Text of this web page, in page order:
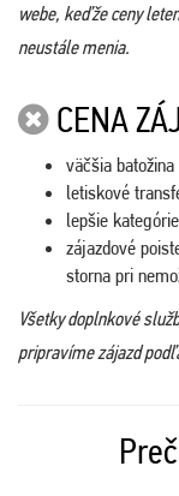
webe, keďže ceny
neustále menia.
CENA
väčšia
letiskové
lepšie
zájazdové
storna pri
Všetky doplnkové
pripravíme zájazd